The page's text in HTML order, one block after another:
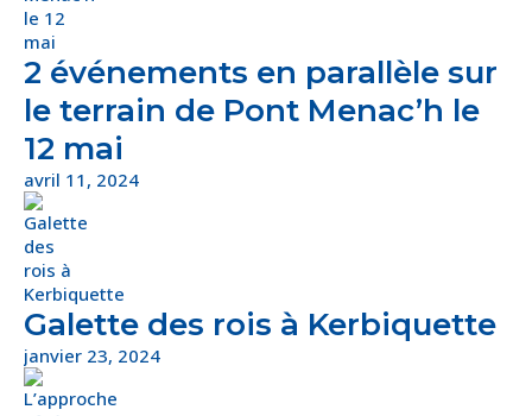
2 événements en parallèle sur
le terrain de Pont Menac’h le
12 mai
avril 11, 2024
Galette des rois à Kerbiquette
janvier 23, 2024